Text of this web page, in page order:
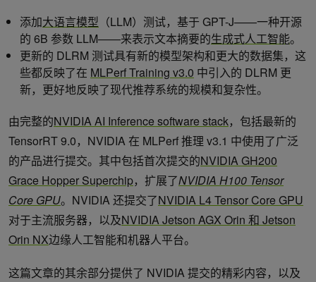
添加大语言模型 （LLM）测试，基于 GPT-J——一种开源
的 6B 参数 LLM——来表示文本摘要的生成式人工智能。
更新的 DLRM 测试具有新的模型架构和更大的数据集，这
些都反映了在 MLPerf Training v3.0 中引入的 DLRM 更
新，更好地反映了现代推荐系统的规模和复杂性。
由完整的NVIDIA AI Inference software stack，包括最新的
TensorRT 9.0，NVIDIA 在 MLPerf 推理 v3.1 中使用了广泛
的产品进行提交。其中包括首次提交的NVIDIA GH200
Grace Hopper Superchip，扩展了NVIDIA H100 Tensor
Core GPU。NVIDIA 还提交了NVIDIA L4 Tensor Core GPU
对于主流服务器，以及NVIDIA Jetson AGX Orin 和 Jetson
Orin NX边缘人工智能和机器人平台。
这篇文章的其余部分提供了 NVIDIA 提交的精彩内容，以及